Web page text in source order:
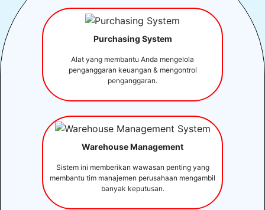
Purchasing System
Alat yang membantu Anda mengelola
penganggaran keuangan & mengontrol
penganggaran.
Warehouse Management
Sistem ini memberikan wawasan penting yang
membantu tim manajemen perusahaan mengambil
banyak keputusan.